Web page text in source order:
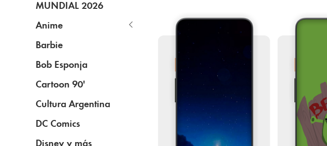
MUNDIAL 2026
Anime
Barbie
Bob Esponja
Cartoon 90'
Cultura Argentina
DC Comics
Disney y más